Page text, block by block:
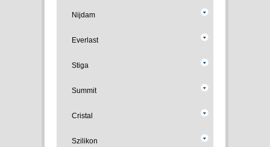
Nijdam
Everlast
Stiga
Summit
Cristal
Szilikon